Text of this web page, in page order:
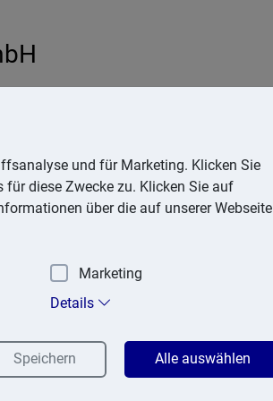
Kirchensteuer zur Lohnsteuer
und für Marketing. Klicken Sie
diese Zwecke zu. Klicken Sie auf
über die auf unserer Webseite
Marketing
Details
Speichern Alle auswählen